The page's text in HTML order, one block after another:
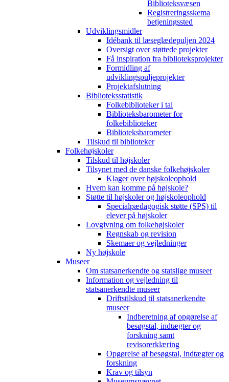
Biblioteksvæsen
Registreringsskema
betjeningssted
Udviklingsmidler
Idébank til læseglædepuljen 2024
Oversigt over støttede projekter
Få inspiration fra biblioteksprojekter
Formidling af
udviklingspuljeprojekter
Projektafslutning
Biblioteksstatistik
Folkebiblioteker i tal
Biblioteksbarometer for
folkebiblioteker
Biblioteksbarometer
Tilskud til biblioteker
Folkehøjskoler
Tilskud til højskoler
Tilsynet med de danske folkehøjskoler
Klager over højskoleophold
Hvem kan komme på højskole?
Støtte til højskoler og højskoleophold
Specialpædagogisk støtte (SPS) til
elever på højskoler
Lovgivning om folkehøjskoler
Regnskab og revision
Skemaer og vejledninger
Ny højskole
Museer
Om statsanerkendte og statslige museer
Information og vejledning til
statsanerkendte museer
Driftstilskud til statsanerkendte
museer
Indberetning af opgørelse af
besøgstal, indtægter og
forskning samt
revisorerklæring
Opgørelse af besøgstal, indtægter og
forskning
Krav og tilsyn